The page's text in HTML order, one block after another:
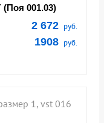
001.03)
2 672 руб.
1908 руб.